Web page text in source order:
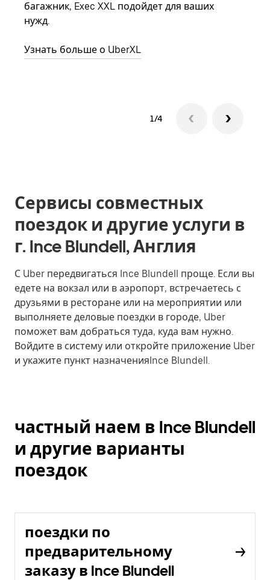
багажник, Exec XXL подойдет для ваших
нужд.
Узнать больше о UberXL
1/4
Сервисы совместных
поездок и другие услуги в
г. Ince Blundell, Англия
С Uber передвигаться Ince Blundell проще. Если вы
едете на вокзал или в аэропорт, встречаетесь с
друзьями в ресторане или на мероприятии или
выполняете деловые поездки в городе, Uber
поможет вам добраться туда, куда вам нужно.
Войдите в систему или откройте приложение Uber
и укажите пункт назначенияInce Blundell.
частный наем в Ince Blundell
и другие варианты
поездок
поездки по
предварительному
заказу в Ince Blundell